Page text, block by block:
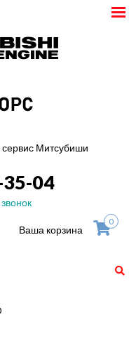
Митсубиши
35-04
Ваша корзина
0